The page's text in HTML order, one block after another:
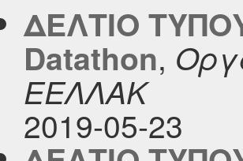
ΔΕΛΤΙΟ
Datathon,
ΕΕΛΛΑΚ
2019-05-23